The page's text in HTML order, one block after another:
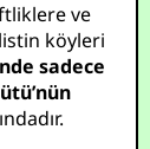
ve
köyleri
sadece